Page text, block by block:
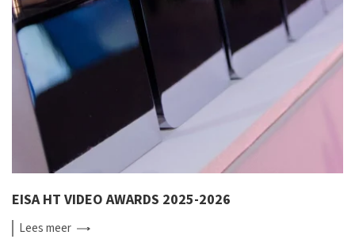
EISA HT VIDEO AWARDS 2025-2026
Leesmeer